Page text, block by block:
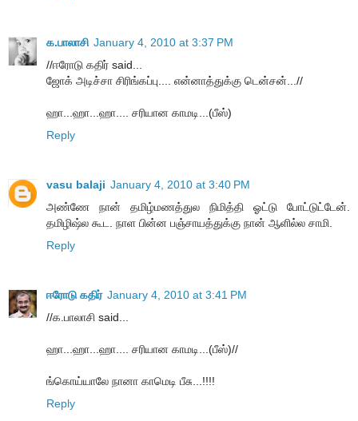
க.பாலாசி January 4, 2010 at 3:37 PM
//ஈரோடு கதிர் said...
ஜோக் அடிச்சா சிரிங்கப்பு.... என்னாத்துக்கு டென்சன்...//
ஹா...ஹா...ஹா.... சரியான காமடி...(பீஸ்)
Reply
vasu balaji January 4, 2010 at 3:40 PM
அண்ணே நான் தமிழ்மணத்துல நிமித்தி ஓட்டு போட்டுட்டேன்.
தமிழிஷ்ல கூட. நாள பின்ன பஞ்சாயத்துக்கு நான் ஆளில்ல சாமி.
Reply
ஈரோடு கதிர் January 4, 2010 at 3:41 PM
//க.பாலாசி said...
ஹா...ஹா...ஹா.... சரியான காமடி...(பீஸ்)//
ங்கொய்யாலே நானா காமெடி பீசு...!!!!
Reply